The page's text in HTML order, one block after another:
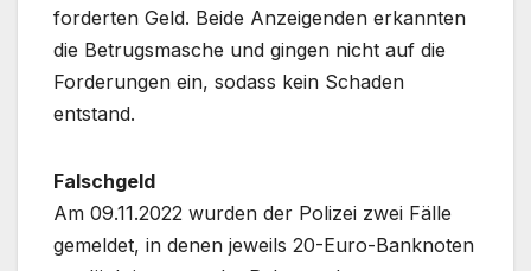
forderten Geld. Beide Anzeigenden erkannten
die Betrugsmasche und gingen nicht auf die
Forderungen ein, sodass kein Schaden
entstand.
Falschgeld
Am 09.11.2022 wurden der Polizei zwei Fälle
gemeldet, in denen jeweils 20-Euro-Banknoten